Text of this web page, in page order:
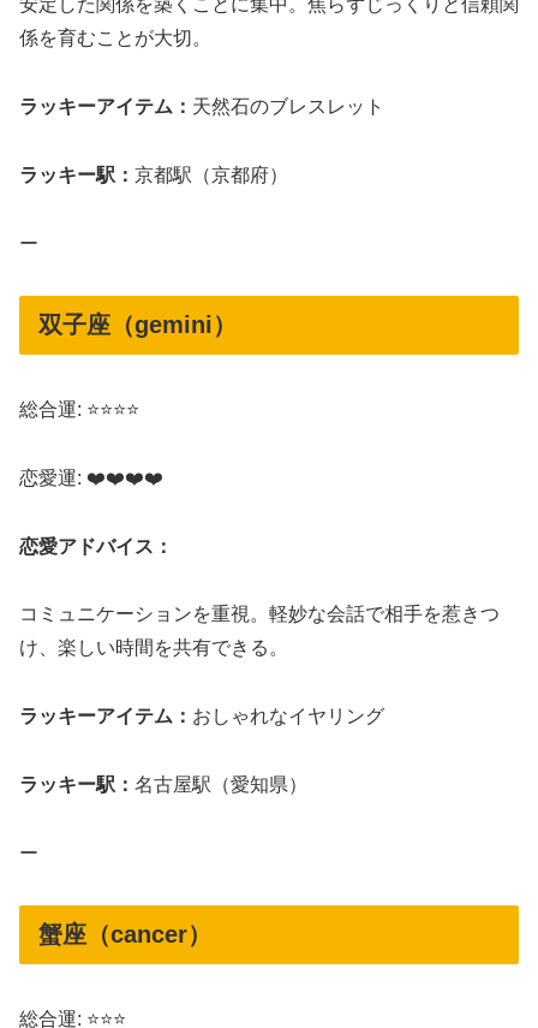
安定した関係を築くことに集中。焦らずじっくりと信頼関
係を育むことが大切。
ラッキーアイテム： 天然石のブレスレット
ラッキー駅： 京都駅（京都府）
ー
双子座（gemini）
総合運: ⭐⭐⭐⭐
恋愛運: ❤️❤️❤️❤️
恋愛アドバイス：
コミュニケーションを重視。軽妙な会話で相手を惹きつ
け、楽しい時間を共有できる。
ラッキーアイテム： おしゃれなイヤリング
ラッキー駅： 名古屋駅（愛知県）
ー
蟹座（cancer）
総合運: ⭐⭐⭐